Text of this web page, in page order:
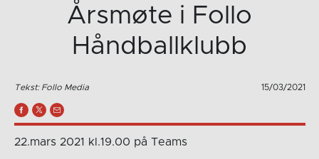
Årsmøte i Follo
Håndballklubb
Tekst: Follo Media 15/03/2021
22.mars 2021 kl.19.00 på Teams